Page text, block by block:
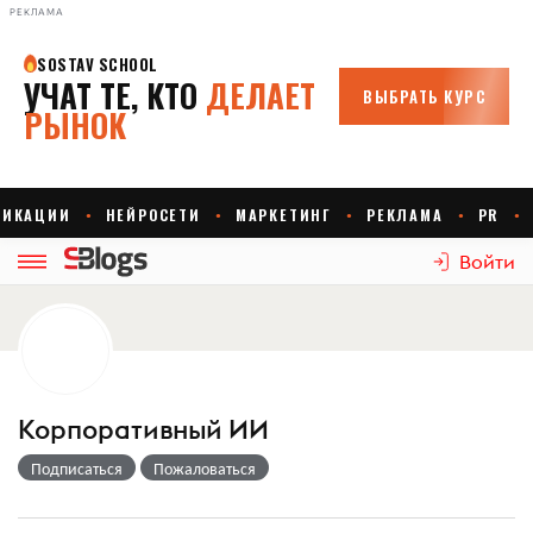
РЕКЛАМА
Войти
Корпоративный ИИ
Подписаться Пожаловаться